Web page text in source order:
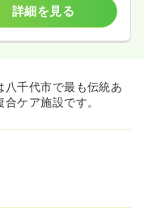
詳細を見る
八千代市で最も伝統あ
ケア施設です。